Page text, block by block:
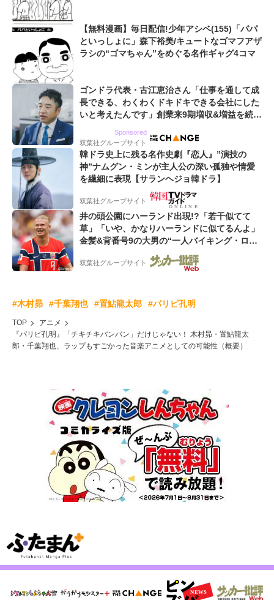
【無料漫画】毎日配信!少年アシベ(155)「パパ
といっしょに」森下裕美/キュートなゴマフアザ
ラシの“ゴマちゃん”をめぐる名作ギャグ4コマ
ゴンドラ代表・古江恵治さん「仕事を通して成
長できる、わくわくドキドキできる会社にした
いと考えたんです」創業来9期増収&増益を続け
Sponsored
双葉社グループサイト
韓ドラ史上に残る名作史劇『恋人』”演技の
神”ナムグン・ミンが主人公の深い孤独や情愛
を繊細に表現【サランヘジョ韓ドラ】
双葉社グループサイト
井の頭公園にハーランド出現!?「若干似てて
草」「いや、かなりハーランドに似てるんよ」
金髪&背番号9の大男の“一人バイキング・ロ
ー”映像が話題!「元気をもらった」
双葉社グループサイト
#木村昴 #千葉翔也 #置鮎龍太郎 #パリピ孔明
TOP
アニメ
『パリピ孔明』「チキチキバンバン」だけじゃない！ 木村昴・置鮎龍太
郎・千葉翔也、ラップもすごかった音楽アニメとしての可能性（概要）